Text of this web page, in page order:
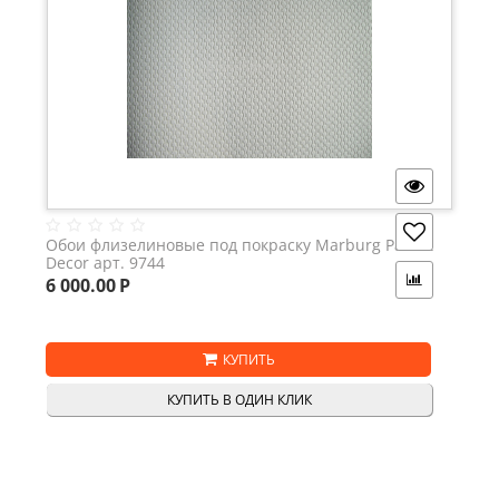
Обои флизелиновые под покраску Marburg Patent
Decor арт. 9744
6 000.00Р
КУПИТЬ
КУПИТЬ В ОДИН КЛИК